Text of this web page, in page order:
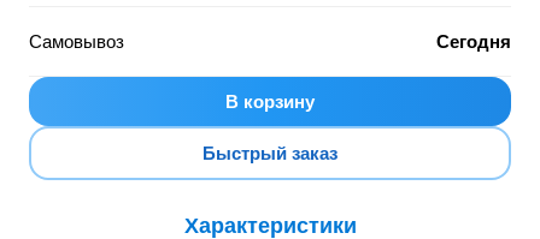
Самовывоз Сегодня
В корзину
Быстрый заказ
Характеристики